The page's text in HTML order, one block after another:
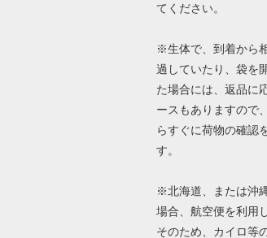
てください。
※生体で、到着から
過していたり、袋を
た場合には、返品に
ースもありますので
らすぐに荷物の確認
す。
※北海道、または沖
場合、航空便を利用
そのため、カイロ等